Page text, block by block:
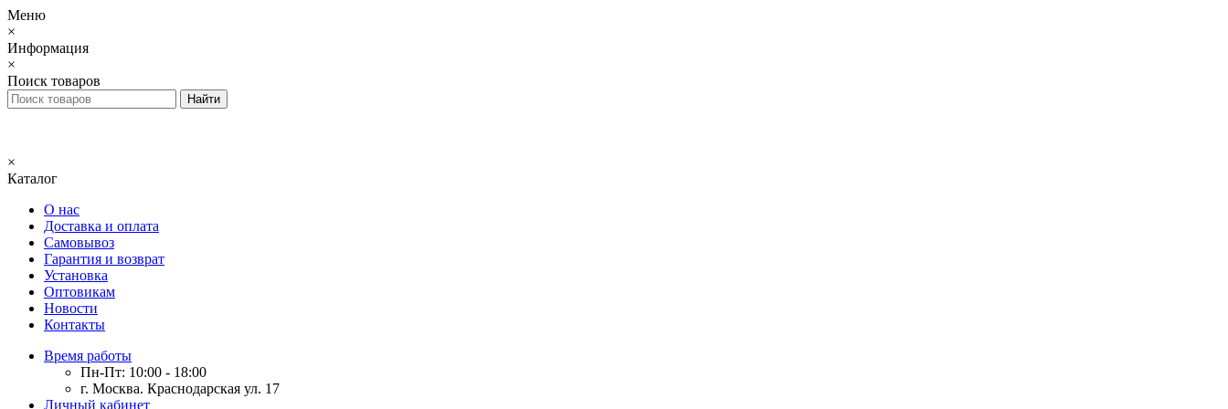
Меню
×
Информация
×
Поиск товаров
×
Каталог
О нас
Доставка и оплата
Самовывоз
Гарантия и возврат
Установка
Оптовикам
Новости
Контакты
Время работы
Пн-Пт: 10:00 - 18:00
г. Москва. Краснодарская ул. 17
Личный кабинет